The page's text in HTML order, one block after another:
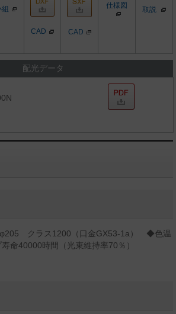
仕様図 取説
CAD CAD
配光データ
クラス1200（口金GX53-1a） ◆色温
命40000時間（光束維持率70％）